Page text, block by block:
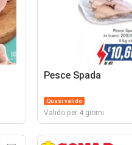
Pesce Spada
Quasi valido
Valido per 4 giorni